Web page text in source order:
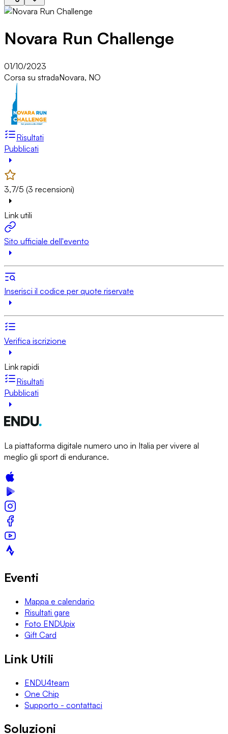
Novara Run Challenge
01/10/2023
Corsa su stradaNovara, NO
Risultati
Pubblicati
3,7/5 (3 recensioni)
Link utili
Sito ufficiale dell'evento
Inserisci il codice per quote riservate
Verifica iscrizione
Link rapidi
Risultati
Pubblicati
La piattaforma digitale numero uno in Italia per vivere al
meglio gli sport di endurance.
Eventi
Mappa e calendario
Risultati gare
Foto ENDUpix
Gift Card
Link Utili
ENDU4team
One Chip
Supporto - contattaci
Soluzioni